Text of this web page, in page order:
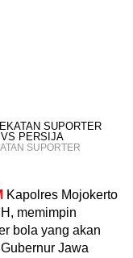
SUPORTER
Kapolres Mojokerto
memimpin
bola yang akan
Jawa